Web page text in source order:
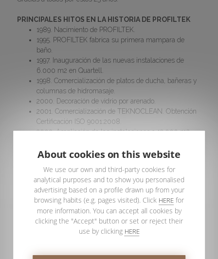
PRINCIPALES HITOS EN LA HISTORIA DE PROFILTEK
1989. Nacimiento de PROFILTEK.
1995. PROFILTEK fabrica su primera mampara de
baño.
1997. Inauguración de las nuevas instalaciones de
6.000 m2 en Quartell.
1998. Comercialización de platos de ducha, bañeras y
columnas de hidromasaje.
2000. Decoración de vidrio por arenado.
2001. Comercialización de TEKNOCLEAN. Obtención
Certificación ISO 9001:2008.
2003. Ampliación de las instalaciones a 12.000 m2.
templado de vidrio.
Decoración de mamparas de vidrio con técnica
artesanal FUSING.
2007. Certificación de Mamparas por la Norma
Internacional EN 14428:2005.
2008. Certificación del Proceso de Innovación por la
norma UNE 16002:2006.Colección de Mamparas
Agatha Ruiz de la Prada. Puesta en marcha del
mayor planta fotovoltaica sobre cubierta de la
About cookies on this website
We use our own and third-party cookies for
analytical purposes and to show you personalised
advertising based on a profile drawn up from your
browsing habits (e.g. pages visited). Click HERE for
more information. You can accept all cookies by
clicking the "Accept" button or set or reject their
use by clicking HERE